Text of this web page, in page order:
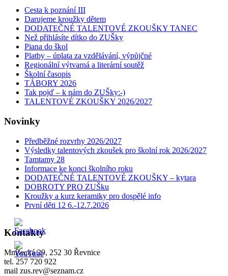
Cesta k poznání III
Darujeme kroužky dětem
DODATEČNÉ TALENTOVÉ ZKOUŠKY TANEC
Než přihlásíte dítko do ZUŠky
Piana do škol
Platby – úplata za vzdělávání, výpůjčné
Regionální výtvarná a literární soutěž
Školní časopis
TÁBORY 2026
Tak pojď – k nám do ZUŠky:-)
TALENTOVÉ ZKOUŠKY 2026/2027
Novinky
Předběžné rozvrhy 2026/2027
Výsledky talentových zkoušek pro školní rok 2026/2027
Tamtamy 28
Informace ke konci školního roku
DODATEČNÉ TALENTOVÉ ZKOUŠKY – kytara
DOBROTY PRO ZUŠku
Kroužky a kurz keramiky pro dospělé info
První děti 12 6.-12.7.2026
Kontakty
Mníšecká 29, 252 30 Řevnice
tel. 257 720 922
mail zus.rev@seznam.cz